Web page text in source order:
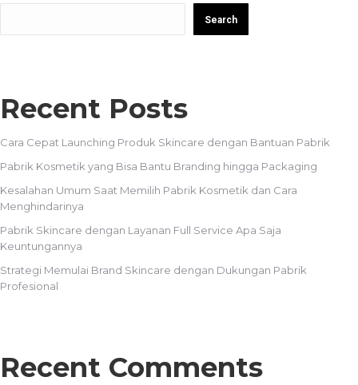
Search
Recent Posts
Cara Cepat Launching Produk Skincare dengan Bantuan Pabrik
Pabrik Kosmetik yang Bisa Bantu Branding hingga Packaging
Kesalahan Umum Saat Memilih Pabrik Kosmetik dan Cara
Menghindarinya
Pabrik Skincare dengan Layanan Full Service Apa Saja
Keuntungannya
Strategi Memulai Brand Skincare dengan Dukungan Pabrik
Profesional
Recent Comments